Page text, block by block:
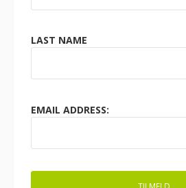
LAST NAME
EMAIL ADDRESS: